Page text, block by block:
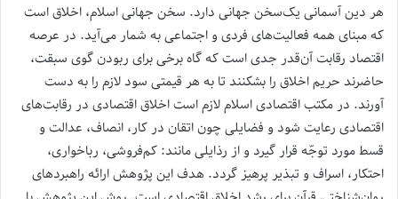
هر دین آسمانی یک‌سخن جهانی دارد. سخن جهانی اسلام، اخلاق است
که مبنای همه فعالیت‌های فردی و اجتماعی به شمار می‌آید. در عرصه
اقتصاد رقابت آن‌قدر جدی است که گاه برخی برای ربودن گوی سبقت،
حاضرند حریم اخلاق را بشکنند تا به هر قیمتی سود لازم را به دست
آورند. در مکتب اقتصادی اسلام لازم است اخلاق اقتصادی در رقابت‌های
اقتصادی رعایت شود و فضایلی چون اتقان در کار، انصاف، عدالت و
قسط مورد توجّه قرار گیرد و از رذایلی مانند: کم‌فروشی، رباخواری،
احتکار، اسراف و تبذیر پرهیز گردد. هدف این پژوهش ارائه راهبردهای